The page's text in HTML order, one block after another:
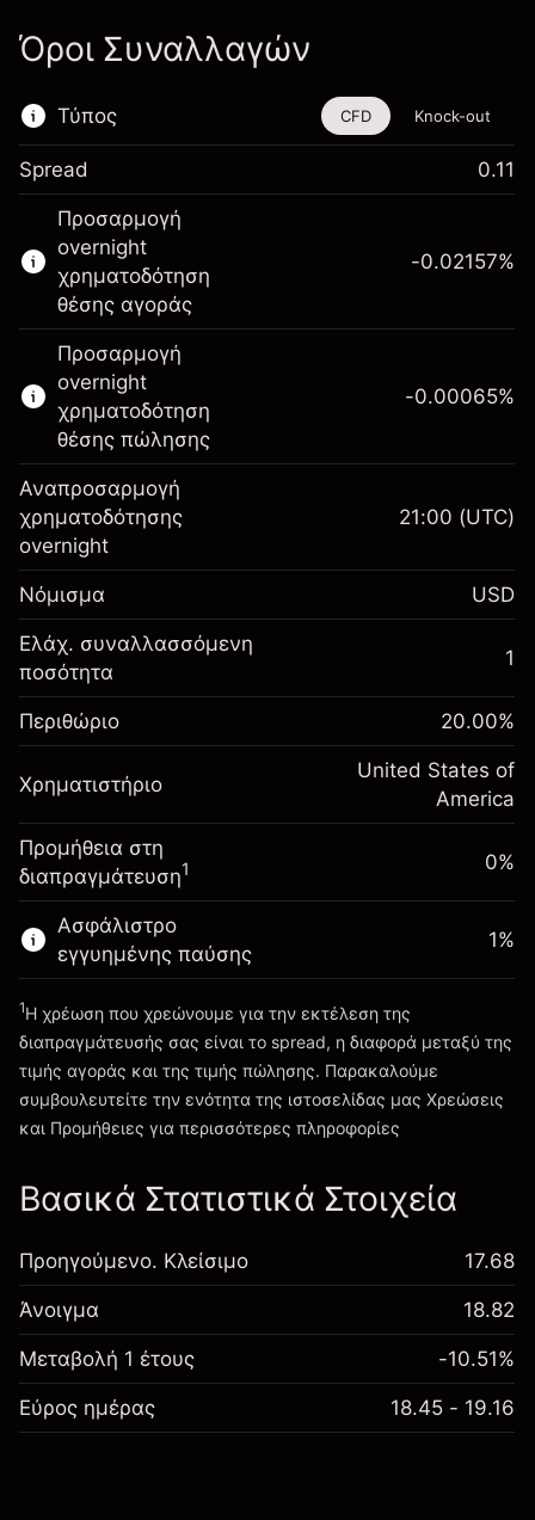
Όροι Συναλλαγών
Τύπος
Αυτό το χρηματοοικονομικό εργαλείο είναι
διαθέσιμο για διαπραγμάτευση μέσω CFDs
και Knock-outs.
Μάθετε περισσότερα σχετικά με:
CFDs
Knock-outs
CFD Knock-out
Spread 0.11
Προσαρμογή
overnight
χρηματοδότηση
θέσης αγοράς
Περιθώριο. Η επένδυσή
σας
$1,000.00
Αναπροσαρμογή
χρηματοδότησης κατά
τη διάρκεια της νύχτας
Χρεώσεις από την πλήρη αξία
της θέσης
-0.021568
Μέγεθος διαπραγμάτευσης με μόχλευση
~$5,000.00
Χρήματα από μόχλευση ~
$4,000.00
Πηγαίνετε στην πλατφόρμα
-0.02157%
Προσαρμογή
overnight
χρηματοδότηση
θέσης πώλησης
Περιθώριο. Η επένδυσή
σας
Αναπροσαρμογή
χρηματοδότησης κατά
τη διάρκεια της νύχτας
Χρεώσεις από την πλήρη αξία
της θέσης
-0.000654
%
(-$0.03)
Μέγεθος διαπραγμάτευσης με μόχλευση
~$5,000.00
Χρήματα από μόχλευση ~
-0.00065%
Αναπροσαρμογή
χρηματοδότησης
overnight
21:00 (UTC)
Νόμισμα USD
Ελάχ. συναλλασσόμενη
ποσότητα
1
Περιθώριο 20.00%
Χρηματιστήριο
United States of
America
Προμήθεια στη
διαπραγμάτευση1 0%
Ασφάλιστρο
εγγυημένης παύσης
Χρεώσεις και Τέλη
1%
1Η χρέωση που χρεώνουμε για την εκτέλεση της
διαπραγμάτευσής σας είναι το spread, η διαφορά μεταξύ της
τιμής αγοράς και της τιμής πώλησης. Παρακαλούμε
συμβουλευτείτε την ενότητα της ιστοσελίδας μας Χρεώσεις
και Προμήθειες για περισσότερες πληροφορίες
Βασικά Στατιστικά Στοιχεία
Προηγούμενο. Κλείσιμο 17.68
Άνοιγμα 18.82
Μεταβολή 1 έτους -10.51%
Εύρος ημέρας 18.45 - 19.16